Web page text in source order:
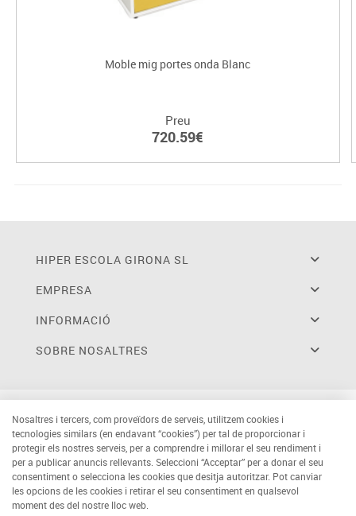
Moble mig portes onda Blanc
Preu
720.59€
HIPER ESCOLA GIRONA SL
EMPRESA
INFORMACIÓ
SOBRE NOSALTRES
Nosaltres i tercers, com proveïdors de serveis, utilitzem cookies i
tecnologies similars (en endavant “cookies”) per tal de proporcionar i
protegir els nostres serveis, per a comprendre i millorar el seu rendiment i
per a publicar anuncis rellevants. Seleccioni “Acceptar” per a donar el seu
consentiment o selecciona les cookies que desitja autoritzar. Pot canviar
les opcions de les cookies i retirar el seu consentiment en qualsevol
moment des del nostre lloc web.